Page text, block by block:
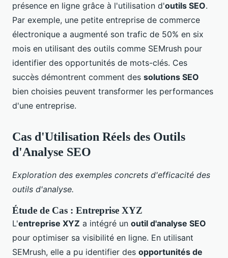
présence en ligne grâce à l'utilisation d'outils SEO.
Par exemple, une petite entreprise de commerce
électronique a augmenté son trafic de 50% en six
mois en utilisant des outils comme SEMrush pour
identifier des opportunités de mots-clés. Ces
succès démontrent comment des solutions SEO
bien choisies peuvent transformer les performances
d'une entreprise.
Cas d'Utilisation Réels des Outils
d'Analyse SEO
Exploration des exemples concrets d'efficacité des
outils d'analyse.
Étude de Cas : Entreprise XYZ
L'entreprise XYZ a intégré un outil d'analyse SEO
pour optimiser sa visibilité en ligne. En utilisant
SEMrush, elle a pu identifier des opportunités de